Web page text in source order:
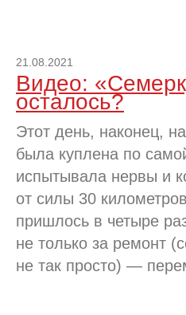
21.08.2021
Видео:
осталось?
Этот день, наконец,
была куплена по
испытывала нервы и
от силы 30
пришлось в четыре
не только за ремонт
не так просто) —